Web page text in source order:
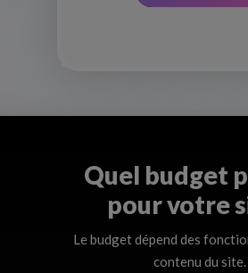
Quel budget
pour votre
Le budget dépend des
contenu du site.